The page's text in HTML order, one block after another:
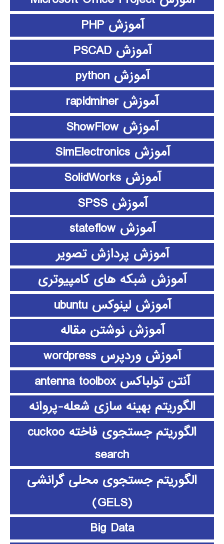
آموزش PHP
آموزش PSCAD
آموزش python
آموزش rapidminer
آموزش ShowFlow
آموزش SimElectronics
آموزش SolidWorks
آموزش SPSS
آموزش stateflow
آموزش پردازش تصویر
آموزش شبکه های کامپیوتری
آموزش لینوکس ubuntu
آموزش نوشتن مقاله
آموزش وردپرس wordpress
آنتن تولباکس antenna toolbox
الگوریتم بهینه سازی شعله-پروانه
الگوریتم جستجوی فاخته cuckoo
search
الگوریتم جستجوی محلی گرانشی
(GELS)
Big Data